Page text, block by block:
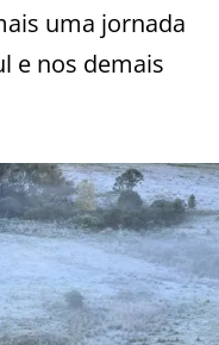
uma jornada
e nos demais